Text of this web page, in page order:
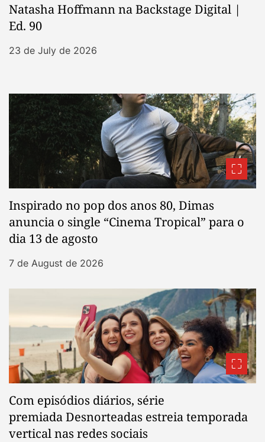
Natasha Hoffmann na Backstage Digital |
Ed. 90
23 de July de 2026
Inspirado no pop dos anos 80, Dimas
anuncia o single “Cinema Tropical” para o
dia 13 de agosto
7 de August de 2026
Com episódios diários, série
premiada Desnorteadas estreia temporada
vertical nas redes sociais